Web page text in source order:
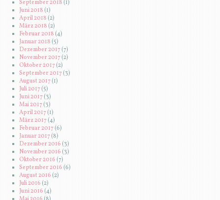
September 2018 (1)
Juni 2018 (1)
April 2018(2)
März 2018 (2)
Februar 2018 (4)
Januar 2018 (5)
Dezember 2017(7)
November 2017(2)
Oktober 2017(2)
September 2017(3)
August 2017(1)
Juli 2017(5)
Juni 2017(3)
Mai 2017(3)
April 2017(1)
März 2017(4)
Februar 2017(6)
Januar 2017(8)
Dezember 2016 (3)
November 2016 (3)
Oktober 2016(7)
September 2016 (6)
August 2016 (2)
Juli 2016(2)
Juni 2016 (4)